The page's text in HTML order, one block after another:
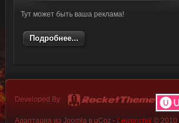
Тут может быть ваша реклама!
Подробнее...
Developed By
Адаптация из Joomla в uCoz - Lewonchik© 2010